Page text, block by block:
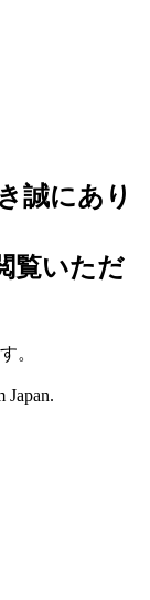
誠にあり
覧いただ
。
Japan.